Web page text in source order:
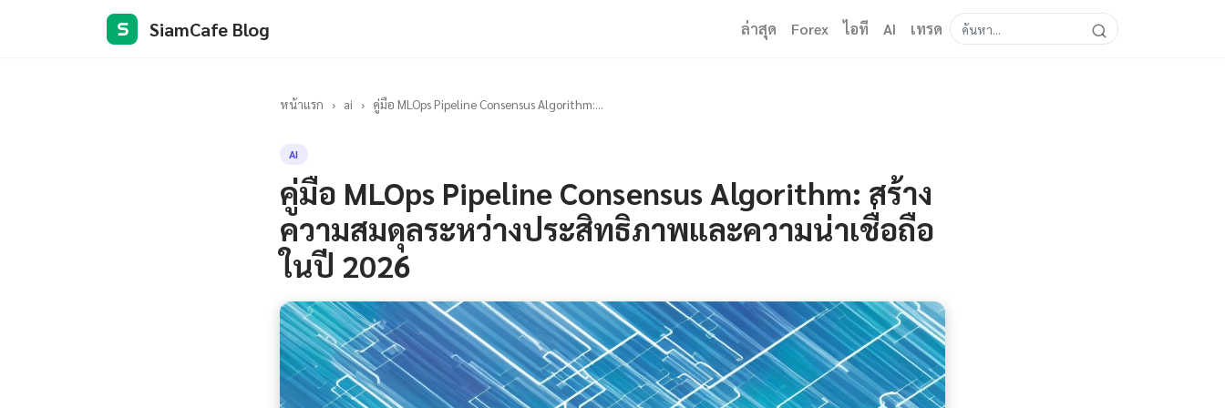
S SiamCafe Blog ล่าสุด Forex ไอที AI เทรด
หน้าแรก › ai › คู่มือ MLOps Pipeline Consensus Algorithm:...
AI
คู่มือ MLOps Pipeline Consensus Algorithm: สร้าง
ความสมดุลระหว่างประสิทธิภาพและความน่าเชื่อถือ
ในปี 2026